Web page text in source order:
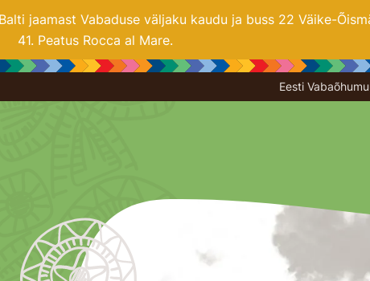
jaamast Vabaduse väljaku kaudu ja buss 22 Väike-
41. Peatus Rocca al Mare.
Eesti